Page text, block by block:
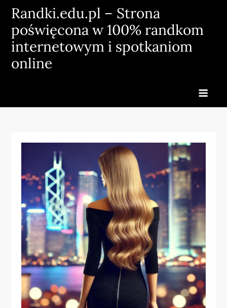
Skip
content
Randki.edu.pl – Strona
poświęcona w 100% randkom
internetowym i spotkaniom
online